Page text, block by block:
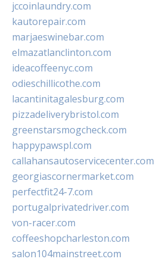
jccoinlaundry.com
kautorepair.com
marjaeswinebar.com
elmazatlanclinton.com
ideacoffeenyc.com
odieschillicothe.com
lacantinitagalesburg.com
pizzadeliverybristol.com
greenstarsmogcheck.com
happypawspl.com
callahansautoservicecenter.com
georgiascornermarket.com
perfectfit24-7.com
portugalprivatedriver.com
von-racer.com
coffeeshopcharleston.com
salon104mainstreet.com